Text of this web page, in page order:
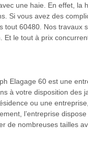
une haie. En effet, la
Si vous avez des
60480. Nos travaux
le tout à prix
Elagage 60 est une
à votre disposition des
ou une
l’entreprise
de nombreuses tailles